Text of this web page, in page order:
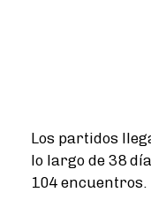
Los partidos
lo largo de 38
104 encuentros.